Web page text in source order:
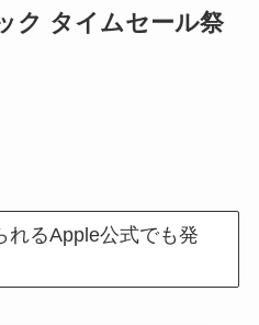
ク タイムセール祭
れるApple公式でも発